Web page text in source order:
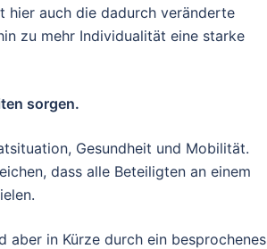
hier auch die dadurch veränderte
zu mehr Individualität eine starke
sorgen.
Gesundheit und Mobilität.
dass alle Beteiligten an einem
aber in Kürze durch ein besprochenes